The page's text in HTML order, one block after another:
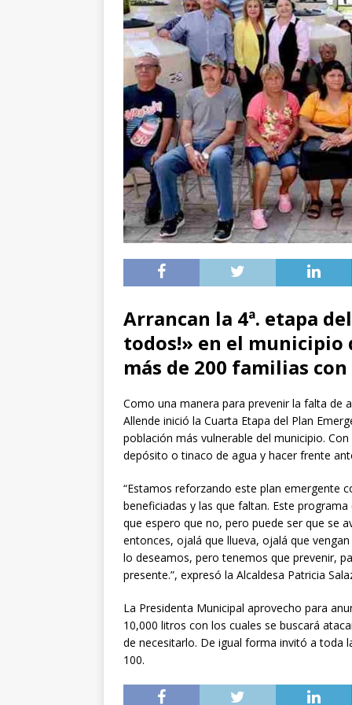
Arrancan la 4ª. etapa
todos!» en el municipio
más de 200 familias
Como una manera para prevenir la falta de
Allende inició la Cuarta Etapa del Plan
población más vulnerable del municipio.
depósito o tinaco de agua y hacer frente
“Estamos reforzando este plan emergente
beneficiadas y las que faltan. Este
que espero que no, pero puede ser que se
entonces, ojalá que llueva, ojalá que
lo deseamos, pero tenemos que prevenir,
presente.”, expresó la Alcaldesa Patricia
La Presidenta Municipal aprovecho para
10,000 litros con los cuales se buscará
de necesitarlo. De igual forma invitó a toda
100.